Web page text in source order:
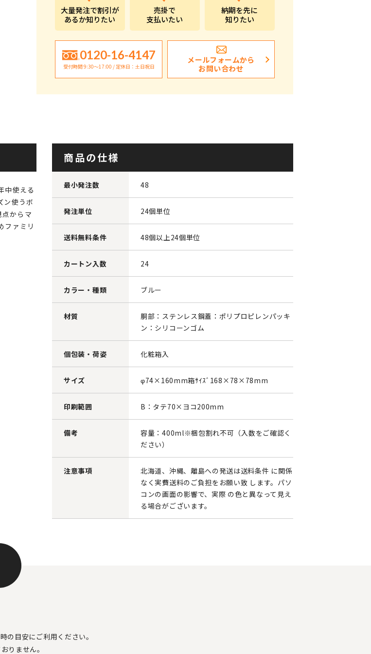
ばらまき、ショップイベント向け粗品・ノベ
大量発注で割引が
あるか知りたい
売掛で
支払いたい
納期を先に
知りたい
0120-16-4147
受付時間 9:30〜17:00 / 定休日：土日祝日
メールフォームから
お問い合わせ
中使える
ン使うボ
からマ
ファミリ
商品の仕様
最小発注数 48
発注単位 24個単位
送料無料条件 48個以上24個単位
カートン入数 24
カラー・種類 ブルー
材質
胴部：ステンレス鋼蓋：ポリプロピレンパッキ
ン：シリコーンゴム
個包装・荷姿 化粧箱入
サイズ φ74×160mm箱ｻｲｽﾞ168×78×78mm
印刷範囲 B：タテ70×ヨコ200mm
備考
容量：400ml※梱包割れ不可（入数をご確認く
ださい）
注意事項
北海道、沖縄、離島への発送は送料条件 に関係
なく実費送料のご負担をお願い致 します。パソ
コンの画面の影響で、実際 の色と異なって見え
る場合がございます。
の目安にご利用ください。
りません。